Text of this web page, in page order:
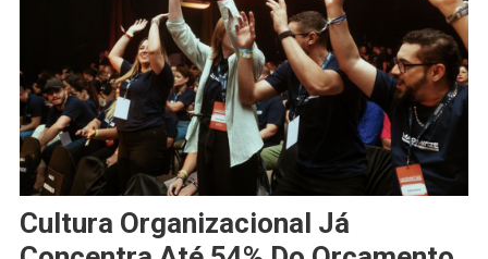
Cultura Organizacional Já